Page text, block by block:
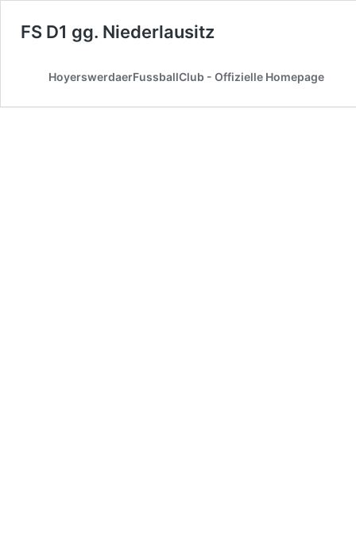
FS D1 gg. Niederlausitz
HoyerswerdaerFussballClub - Offizielle Homepage